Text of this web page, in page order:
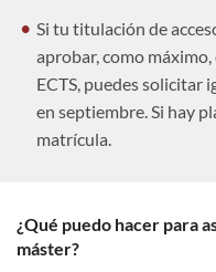
Si tu titulación de
aprobar, como
ECTS, puedes solicitar
en septiembre. Si hay
matrícula.
¿Qué puedo hacer para
máster?